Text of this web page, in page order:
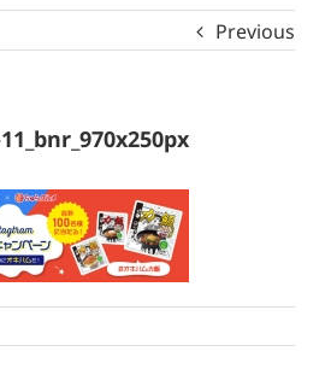
Previous